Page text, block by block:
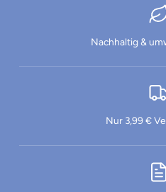
Nachhaltig &
Nur 3,99 €